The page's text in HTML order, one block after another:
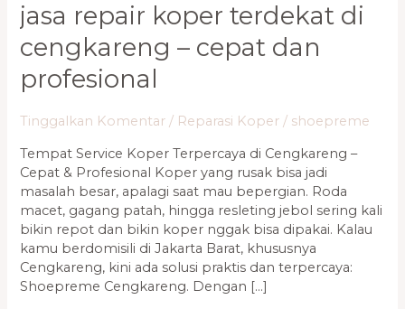
jasa repair koper terdekat di
cengkareng – cepat dan
profesional
Tinggalkan Komentar / Reparasi Koper / shoepreme
Tempat Service Koper Terpercaya di Cengkareng –
Cepat & Profesional Koper yang rusak bisa jadi
masalah besar, apalagi saat mau bepergian. Roda
macet, gagang patah, hingga resleting jebol sering kali
bikin repot dan bikin koper nggak bisa dipakai. Kalau
kamu berdomisili di Jakarta Barat, khususnya
Cengkareng, kini ada solusi praktis dan terpercaya:
Shoepreme Cengkareng. Dengan […]